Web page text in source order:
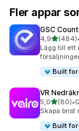
Fler appar
GSC
4,9av 5(484)
484 •
Lägg till ett
Built
VR
5,0av 5(80)
80 •
Skapa brist
Built